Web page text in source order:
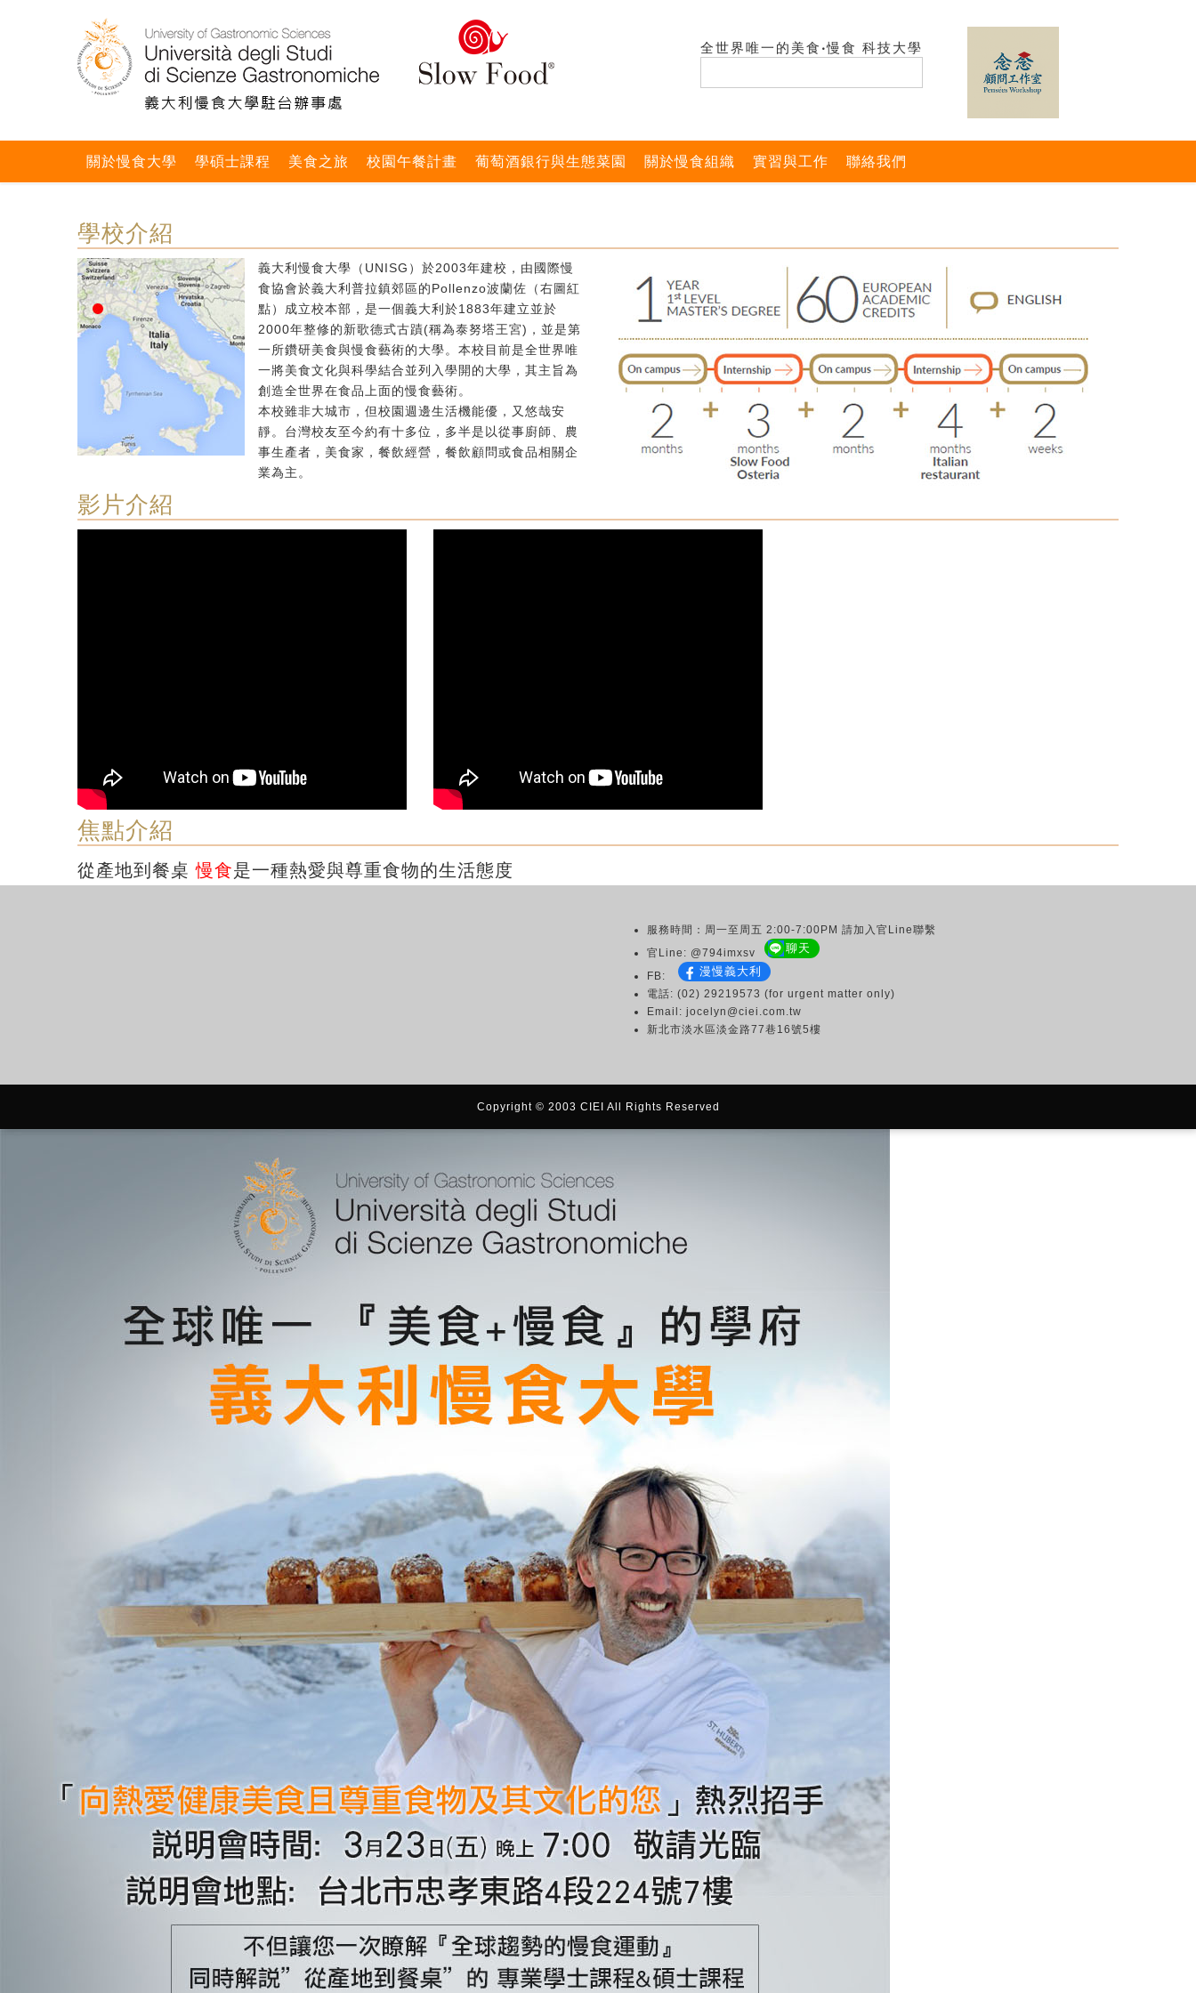
全世界唯一的美食‧慢食 科技大學
關於慢食大學 學碩士課程 美食之旅 校園午餐計畫 葡萄酒銀行與生態菜園 關於慢食組織 實習與工作 聯絡我們
學校介紹
義大利慢食大學（UNISG）於2003年建校，由國際慢
食協會於義大利普拉鎮郊區的Pollenzo波蘭佐（右圖紅
點）成立校本部，是一個義大利於1883年建立並於
2000年整修的新歌德式古蹟(稱為泰努塔王宮)，並是第
一所鑽研美食與慢食藝術的大學。本校目前是全世界唯
一將美食文化與科學結合並列入學開的大學，其主旨為
創造全世界在食品上面的慢食藝術。
本校雖非大城市，但校園週邊生活機能優，又悠哉安
靜。台灣校友至今約有十多位，多半是以從事廚師、農
事生產者，美食家，餐飲經營，餐飲顧問或食品相關企
業為主。
影片介紹
焦點介紹
從產地到餐桌慢食是一種熱愛與尊重食物的生活態度
服務時間：周一至周五 2:00-7:00PM 請加入官Line聯繫
官Line: @794imxsv
聊天
FB: 漫慢義大利
電話: (02) 29219573 (for urgent matter only)
Email: jocelyn@ciei.com.tw
新北市淡水區淡金路77巷16號5樓
Copyright © 2003 CIEI All Rights Reserved